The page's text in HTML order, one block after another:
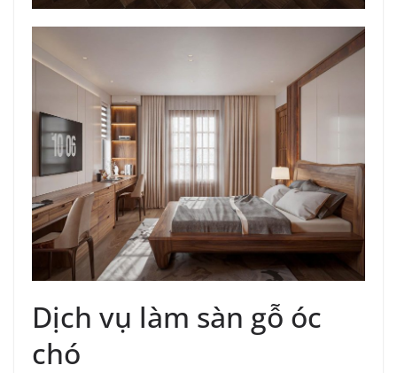
Dịch vụ làm sàn gỗ óc
chó